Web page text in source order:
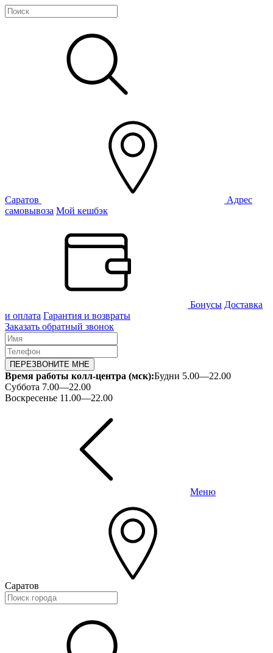
Саратов
Адрес
самовывоза Мой кешбэк
Бонусы Доставка
и оплата Гарантия и возвраты
Заказать обратный звонок
ПЕРЕЗВОНИТЕ МНЕ
Время работы колл-центра (мск):Будни 5.00—22.00
Суббота 7.00—22.00
Воскресенье 11.00—22.00
Меню
Саратов